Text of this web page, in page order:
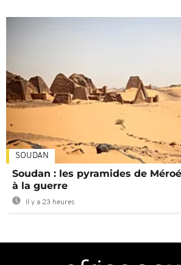
SOUDAN
Soudan : les pyramides de
à la guerre
Il y a 23 heures